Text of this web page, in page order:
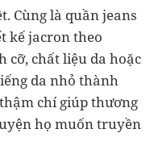
Cùng là quần jeans
kế jacron theo
cỡ, chất liệu da hoặc
da nhỏ thành
chí giúp thương
họ muốn truyền